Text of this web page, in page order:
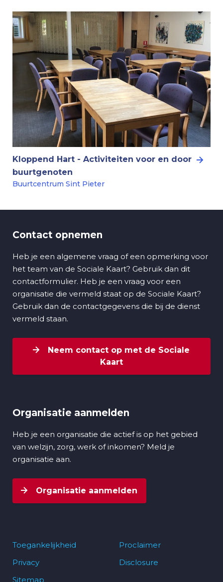
Kloppend Hart - Activiteiten voor en door
buurtgenoten
Buurtcentrum Sint Pieter
Contact opnemen
Heb je een algemene vraag of een opmerking voor
het team van de Sociale Kaart? Gebruik dan dit
contactformulier. Heb je een vraag voor een
organisatie die vermeld staat op de Sociale Kaart?
Gebruik dan de contactgegevens die bij de dienst
vermeld staan.
Neem contact op met de Sociale
Kaart
Organisatie aanmelden
Heb je een organisatie die actief is op het gebied
van welzijn, zorg, werk of inkomen? Meld je
organisatie aan.
Organisatie aanmelden
Footer
Toegankelijkheid
Privacy
Sitemap
Proclaimer
Disclosure